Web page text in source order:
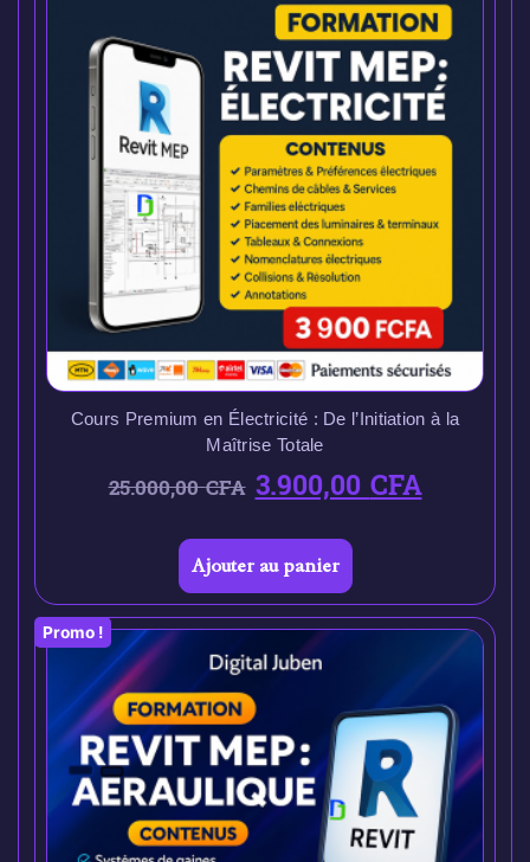
Cours Premium en Électricité : De l’Initiation à la
Maîtrise Totale
25.000,00CFA 3.900,00CFA
Ajouter au panier
Promo !